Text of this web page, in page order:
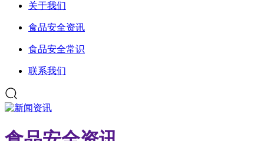
关于我们
食品安全资讯
食品安全常识
联系我们